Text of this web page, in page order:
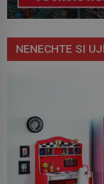
NENECHTE SI